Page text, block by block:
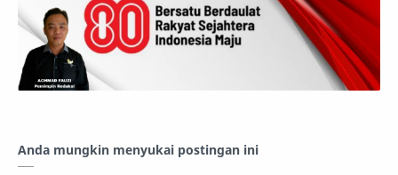
Anda mungkin menyukai postingan ini